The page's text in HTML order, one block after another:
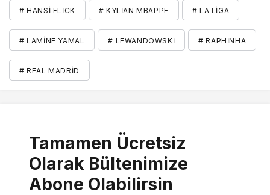
# HANSI FLICK # KYLIAN MBAPPE # LA LIGA
# LAMINE YAMAL # LEWANDOWSKI # RAPHINHA
# REAL MADRID
Tamamen Ücretsiz
Olarak Bültenimize
Abone Olabilirsin